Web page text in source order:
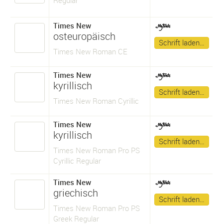
Times New
osteuropäisch
Times New Roman CE
Schrift laden…
Times New
kyrillisch
Times New Roman Cyrillic
Schrift laden…
Times New
kyrillisch
Times New Roman Pro PS
Cyrillic Regular
Schrift laden…
Times New
griechisch
Times New Roman Pro PS
Greek Regular
Schrift laden…